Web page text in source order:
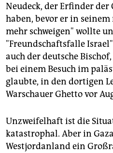
Neudeck, der Erfinder
haben, bevor er in
mehr schweigen" wollte
"Freundschaftsfalle
auch der deutsche
bei einem Besuch im
glaubte, in den dortigen
Warschauer Ghetto vor
Unzweifelhaft ist die
katastrophal. Aber in
Westjordanland ein